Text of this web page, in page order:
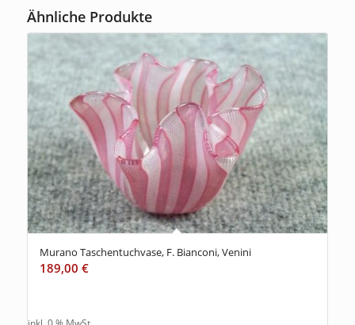
Ähnliche Produkte
Murano Taschentuchvase, F. Bianconi, Venini
189,00 €
inkl. 0 % MwSt.